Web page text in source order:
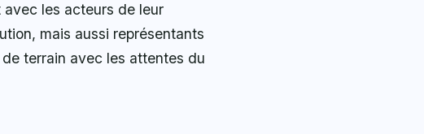
les acteurs de leur
mais aussi représentants
terrain avec les attentes du